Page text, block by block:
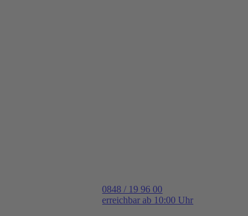
0848 / 19 96 00
erreichbar ab 10:00 Uhr